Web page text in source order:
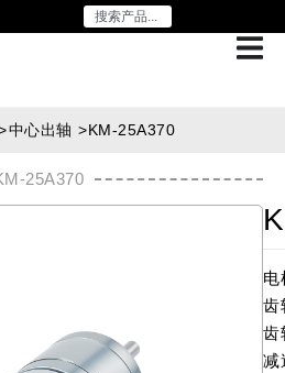
中心出轴 >KM-25A370
25A370
电
齿
齿
减